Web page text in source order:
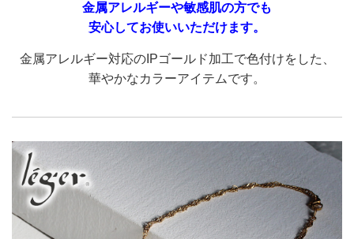
金属アレルギーや敏感肌の方でも
安心してお使いいただけます。
金属アレルギー対応のIPゴールド加工で色付けをした、
華やかなカラーアイテムです。